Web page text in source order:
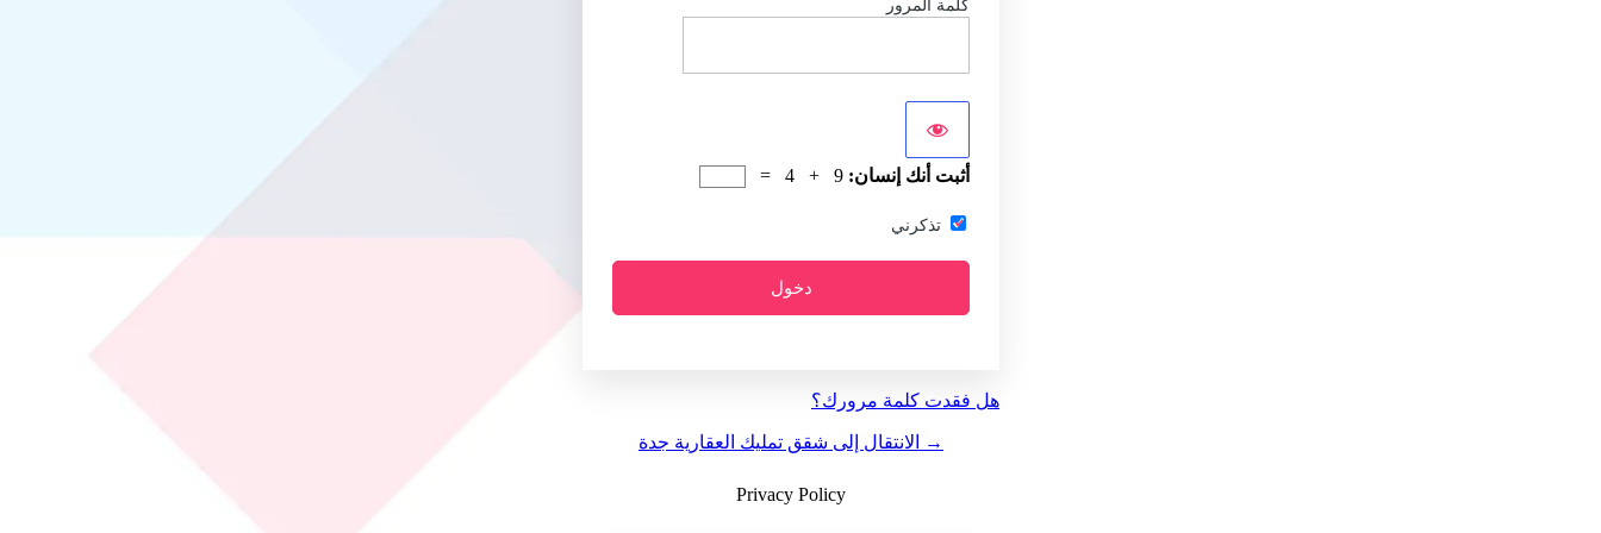
كلمة المرور
أثبت أنك إنسان: 9 + 4 =
تذكرني
هل فقدت كلمة مرورك؟
→ الانتقال إلى شقق تمليك العقارية جدة
Privacy Policy